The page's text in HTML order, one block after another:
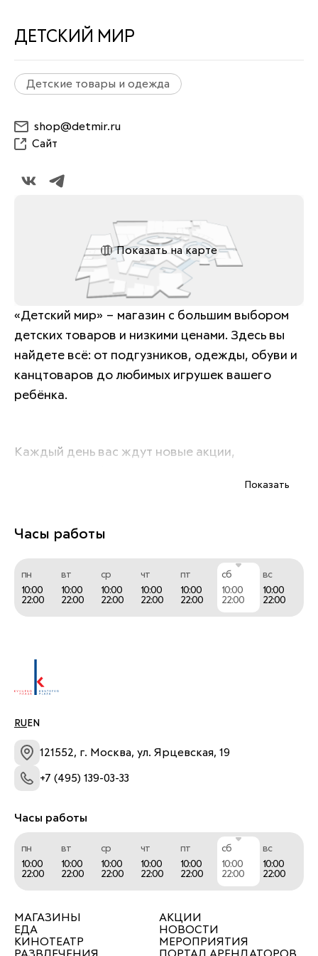
ДЕТСКИЙ МИР
Детские товары и одежда
shop@detmir.ru
Сайт
Показать на карте
«Детский мир» – магазин с большим выбором
детских товаров и низкими ценами. Здесь вы
найдете всё: от подгузников, одежды, обуви и
канцтоваров до любимых игрушек вашего
ребёнка.
Каждый день вас ждут новые акции,
Показать
Часы работы
пн
10:00
22:00
вт
10:00
22:00
ср
10:00
22:00
чт
10:00
22:00
пт
10:00
22:00
сб
10:00
22:00
вс
10:00
22:00
RU EN
121552, г. Москва, ул. Ярцевская, 19
+7 (495) 139-03-33
Часы работы
пн
10:00
22:00
вт
10:00
22:00
ср
10:00
22:00
чт
10:00
22:00
пт
10:00
22:00
сб
10:00
22:00
вс
10:00
22:00
МАГАЗИНЫ
ЕДА
КИНОТЕАТР
АКЦИИ
НОВОСТИ
МЕРОПРИЯТИЯ